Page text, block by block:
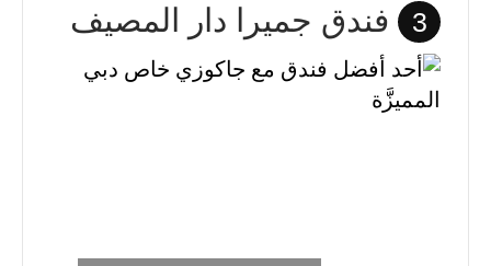
3 فندق جميرا دار المصيف